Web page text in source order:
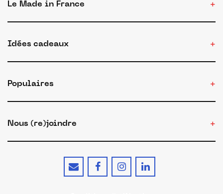
Le Made in France
Idées cadeaux
Populaires
Nous (re)joindre